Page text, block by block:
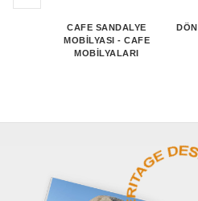
CAFE SANDALYE
MOBİLYASI - CAFE
MOBİLYALARI